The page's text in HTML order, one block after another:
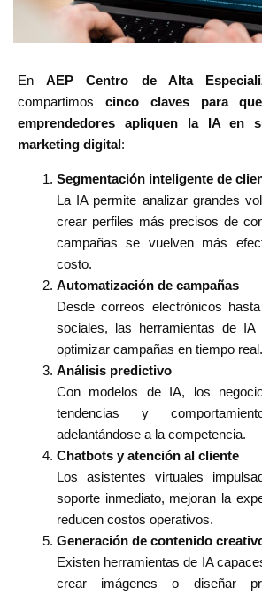
EnAEP Centro de Alta
compartimos cinco claves para
emprendedores apliquen la IA en
marketing digital :
Segmentación inteligente de
La IA permite analizar grandes
crear perfiles más precisos de
campañas se vuelven más
costo.
Automatización de campañas
Desde correos electrónicos
sociales, las herramientas de IA
optimizar campañas en tiempo real.
Análisis predictivo
Con modelos de IA, los
tendencias y
adelantándose a la competencia.
Chatbots y atención al cliente
Los asistentes virtuales
soporte inmediato, mejoran la
reducen costos operativos.
Generación de contenido
Existen herramientas de IA
crear imágenes o diseñar